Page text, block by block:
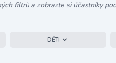
filtrů a zobrazte si účastníky
DĚTI